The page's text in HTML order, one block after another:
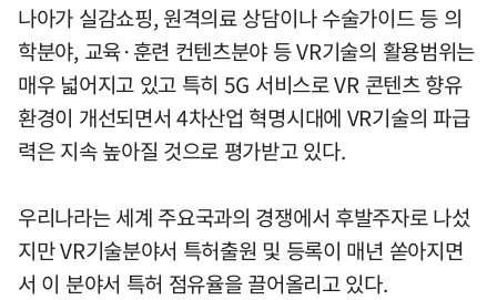
나아가 실감쇼핑, 원격의료 상담이나 수술가이드 등 의
학분야, 교육·훈련 컨텐츠분야 등 VR기술의 활용범위는
매우 넓어지고 있고 특히 5G 서비스로 VR 콘텐츠 향유
환경이 개선되면서 4차산업 혁명시대에 VR기술의 파급
력은 지속 높아질 것으로 평가받고 있다.
우리나라는 세계 주요국과의 경쟁에서 후발주자로 나섰
지만 VR기술분야서 특허출원 및 등록이 매년 쏟아지면
서 이 분야서 특허 점유율을 끌어올리고 있다.